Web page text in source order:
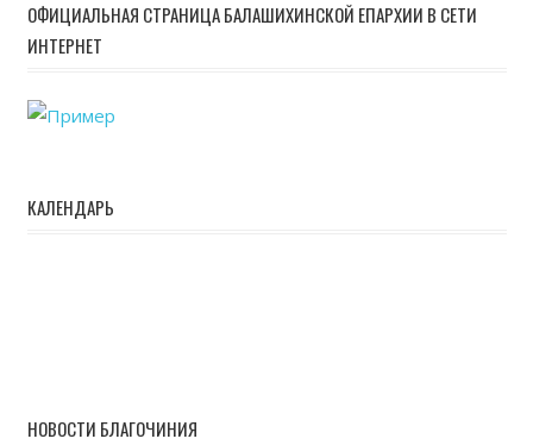
записям
ОФИЦИАЛЬНАЯ СТРАНИЦА БАЛАШИХИНСКОЙ ЕПАРХИИ В СЕТИ
ИНТЕРНЕТ
КАЛЕНДАРЬ
НОВОСТИ БЛАГОЧИНИЯ